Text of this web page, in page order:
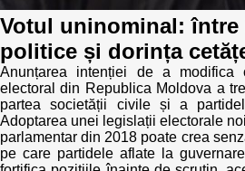
Organigrama IDIS
Anunțuri
Consiliul consulativ internațional
Proces democratic
Agenda Națională de Business
Puterea hibridă
15 minute de realism economic
Votul uninominal: între
politice și dorința
Anunțarea intenției de a modifica
electoral din Republica Moldova a
partea societății civile și a
Adoptarea unei legislații electorale
parlamentar din 2018 poate crea
pe care partidele aflate la